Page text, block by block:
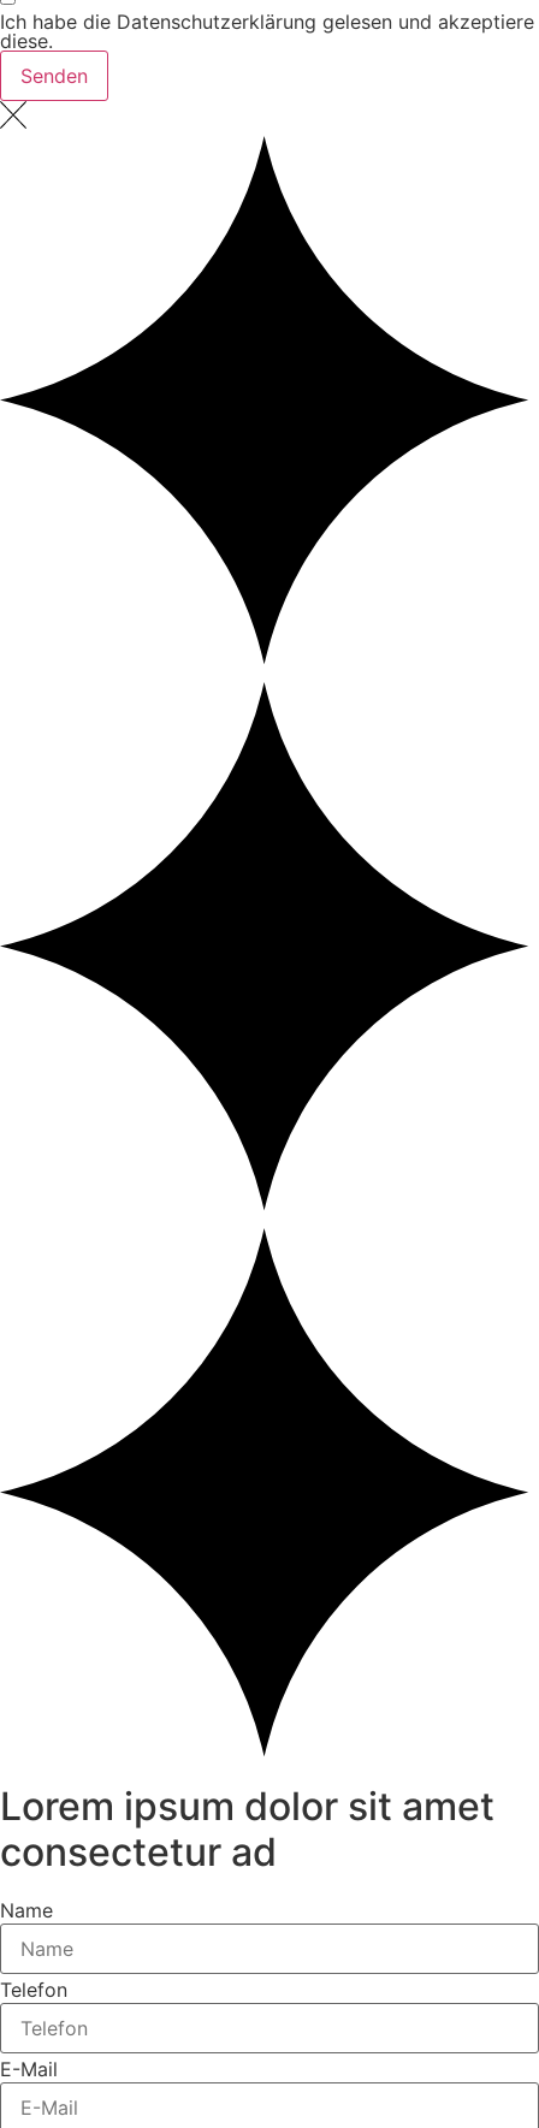
Ich habe die Datenschutzerklärung gelesen und akzeptiere
diese.
Senden
Lorem ipsum dolor sit amet
consectetur ad
Name
Telefon
E-Mail